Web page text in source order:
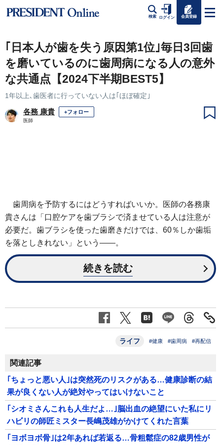
検索 ログイン 会員登録
｢日本人が歯を失う原因第1位｣毎日3回歯
を磨いているのに歯周病になる人の意外
な共通点【2024下半期BEST5】
1年以上､歯医者に行っていない人は｢ほぼ確定｣
各務 康貴 +フォロー
医師
歯周病を予防するにはどうすればいいか。医師の各務康
貴さんは「口腔ケアを歯ブラシで済ませている人は注意が
必要だ。歯ブラシを使った歯磨きだけでは、60％しか歯垢
を落としきれない」という――。
続きを読む
ライフ #健康 #歯周病 #再配信
関連記事
｢ちょっと悪い人｣は突然死のリスクがある…健康診断の結
果が良くない人が絶対やってはいけないこと
｢シオミさんこれも人生だよ…｣脳出血の絶望にいた私にリ
ハビリの師匠ミスター長嶋茂雄がかけてくれた言葉
｢ヨボヨボ骨｣は2年あれば若返る…骨粗鬆症の82歳男性が